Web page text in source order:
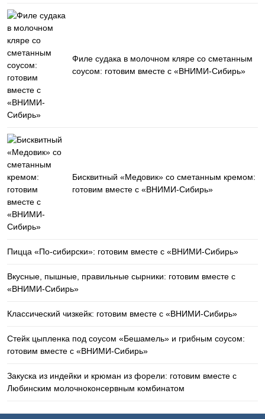
Филе судака в молочном кляре со сметанным
соусом: готовим вместе с «ВНИМИ-Сибирь»
Бисквитный «Медовик» со сметанным кремом:
готовим вместе с «ВНИМИ-Сибирь»
Пицца «По-сибирски»: готовим вместе с «ВНИМИ-Сибирь»
Вкусные, пышные, правильные сырники: готовим вместе с
«ВНИМИ-Сибирь»
Классический чизкейк: готовим вместе с «ВНИМИ-Сибирь»
Стейк цыпленка под соусом «Бешамель» и грибным соусом:
готовим вместе с «ВНИМИ-Сибирь»
Закуска из индейки и крюман из форели: готовим вместе с
Любинским молочноконсервным комбинатом